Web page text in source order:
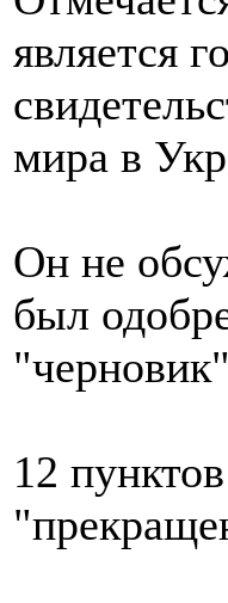
является
мира в
Он не
был
12